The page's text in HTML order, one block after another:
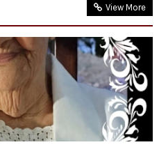
View More